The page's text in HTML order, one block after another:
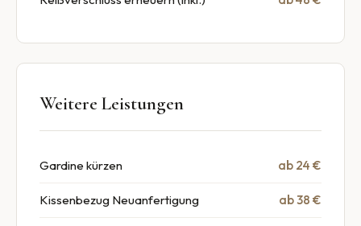
Weitere Leistungen
Gardine kürzen ab 24 €
Kissenbezug Neuanfertigung ab 38 €